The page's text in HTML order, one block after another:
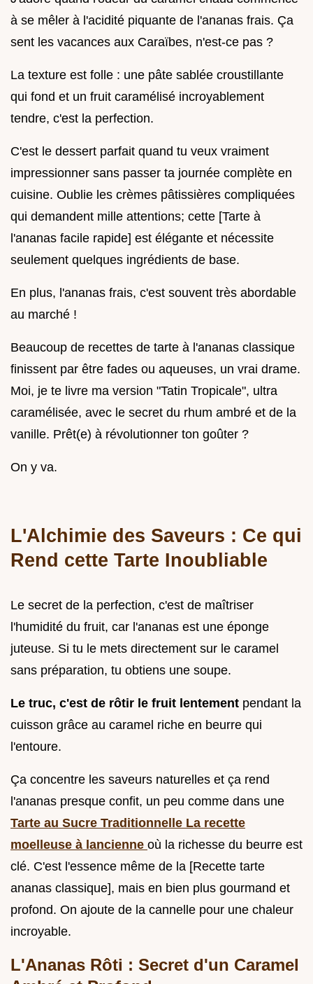
à se mêler à l'acidité piquante de l'ananas frais. Ça
sent les vacances aux Caraïbes, n'est-ce pas ?
La texture est folle : une pâte sablée croustillante
qui fond et un fruit caramélisé incroyablement
tendre, c'est la perfection.
C'est le dessert parfait quand tu veux vraiment
impressionner sans passer ta journée complète en
cuisine. Oublie les crèmes pâtissières compliquées
qui demandent mille attentions; cette [Tarte à
l'ananas facile rapide] est élégante et nécessite
seulement quelques ingrédients de base.
En plus, l'ananas frais, c'est souvent très abordable
au marché !
Beaucoup de recettes de tarte à l'ananas classique
finissent par être fades ou aqueuses, un vrai drame.
Moi, je te livre ma version "Tatin Tropicale", ultra
caramélisée, avec le secret du rhum ambré et de la
vanille. Prêt(e) à révolutionner ton goûter ?
On y va.
L'Alchimie des Saveurs : Ce qui
Rend cette Tarte Inoubliable
Le secret de la perfection, c'est de maîtriser
l'humidité du fruit, car l'ananas est une éponge
juteuse. Si tu le mets directement sur le caramel
sans préparation, tu obtiens une soupe.
Le truc, c'est de rôtir le fruit lentement pendant la
cuisson grâce au caramel riche en beurre qui
l'entoure.
Ça concentre les saveurs naturelles et ça rend
l'ananas presque confit, un peu comme dans une
Tarte au Sucre Traditionnelle La recette
moelleuse à lancienne où la richesse du beurre est
clé. C'est l'essence même de la [Recette tarte
ananas classique], mais en bien plus gourmand et
profond. On ajoute de la cannelle pour une chaleur
incroyable.
L'Ananas Rôti : Secret d'un Caramel